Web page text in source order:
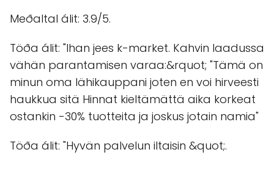
Meðaltal álit: 3.9/5.
Töða álit: "Ihan jees k-market. Kahvin laadussa
vähän parantamisen varaa:&rquot; "Tämä on
minun oma lähikauppani joten en voi hirveesti
haukkua sitä Hinnat kieltämättä aika korkeat
ostankin -30% tuotteita ja joskus jotain namia"
Töða álit: "Hyvän palvelun iltaisin &quot;.